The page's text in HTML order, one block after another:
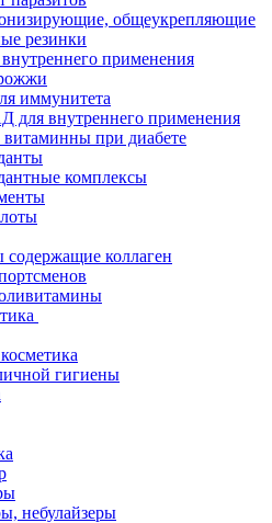
общеукрепляющие
резинки
применения
иммунитета
для внутреннего применения
при диабете
комплексы
содержащие коллаген
гигиены
небулайзеры